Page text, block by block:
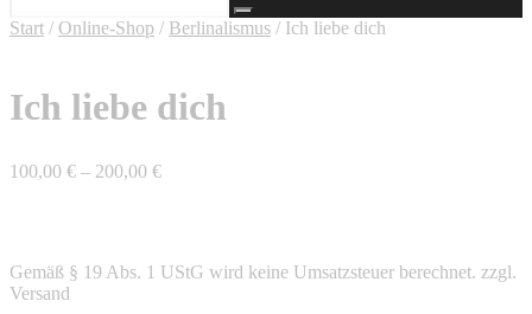
Start / Online-Shop / Berlinalismus / Ich liebe dich
Ich liebe dich
100,00 € – 200,00 €
Gemäß § 19 Abs. 1 UStG wird keine Umsatzsteuer berechnet. zzgl.
Versand